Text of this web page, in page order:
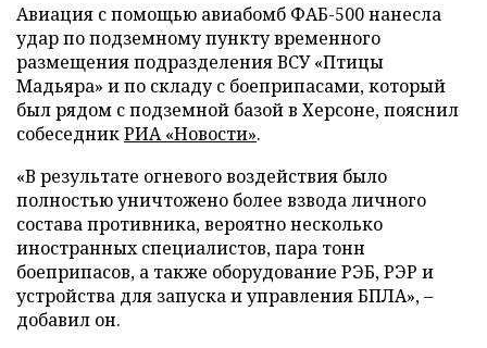
Авиация с помощью авиабомб ФАБ-500 нанесла
удар по подземному пункту временного
размещения подразделения ВСУ «Птицы
Мадьяра» и по складу с боеприпасами, который
был рядом с подземной базой в Херсоне, пояснил
собеседникРИА «Новости».
«В результате огневого воздействия было
полностью уничтожено более взвода личного
состава противника, вероятно несколько
иностранных специалистов, пара тонн
боеприпасов, а также оборудование РЭБ, РЭР и
устройства для запуска и управления БПЛА», –
добавил он.